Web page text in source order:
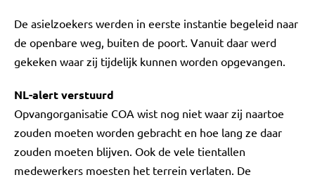
De asielzoekers werden in eerste instantie begeleid naar
de openbare weg, buiten de poort. Vanuit daar werd
gekeken waar zij tijdelijk kunnen worden opgevangen.
NL-alert verstuurd
Opvangorganisatie COA wist nog niet waar zij naartoe
zouden moeten worden gebracht en hoe lang ze daar
zouden moeten blijven. Ook de vele tientallen
medewerkers moesten het terrein verlaten. De